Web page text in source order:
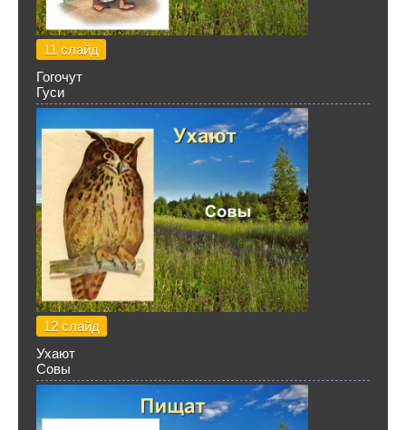
11 слайд
Гогочут
Гуси
12 слайд
Ухают
Совы